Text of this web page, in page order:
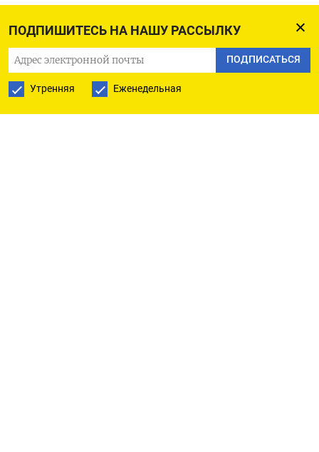
ПОДПИШИТЕСЬ НА НАШУ РАССЫЛКУ
ПОДПИСАТЬСЯ
Утренняя Еженедельная
алюминия, хотя металл, произведенный в
России до 13 апреля ​2024 года, ⁠может свободно
обращаться на рынке. В соответствии с